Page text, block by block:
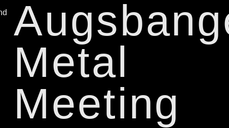
Metal
Meeting